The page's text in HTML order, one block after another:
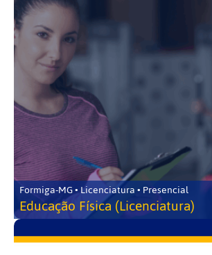
Formiga-MG • Licenciatura • Presencial
Educação Física (Licenciatura)